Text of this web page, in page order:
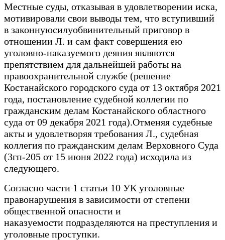
Местные суды, отказывая в удовлетворении иска,
мотивировали свои выводы тем, что вступивший
в законнуюсилуобвинительный приговор в
отношении Л. и сам факт совершения ею
уголовно-наказуемого деяния являются
препятствием для дальнейшей работы на
правоохранительной службе (решение
Костанайского городского суда от 13 октября 2021
года, постановление судебной коллегии по
гражданским делам Костанайского областного
суда от 09 декабря 2021 года).Отменяя судебные
акты и удовлетворяя требования Л., судебная
коллегия по гражданским делам Верховного Суда
(3гп-205 от 15 июня 2022 года) исходила из
следующего.
Согласно части 1 статьи 10 УК уголовные
правонарушения в зависимости от степени
общественной опасности и
наказуемости подразделяются на преступления и
уголовные проступки.